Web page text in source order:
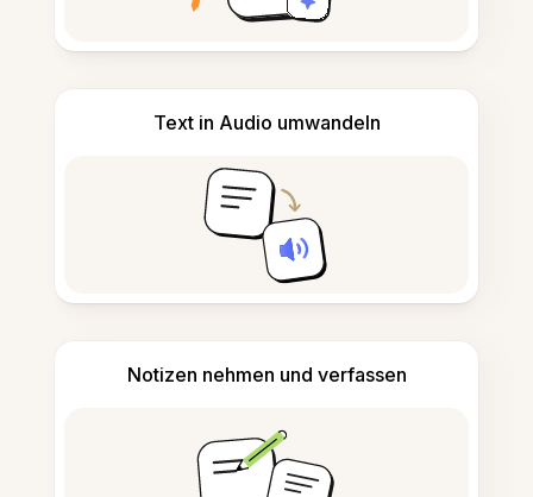
Text in Audio umwandeln
Notizen nehmen und verfassen